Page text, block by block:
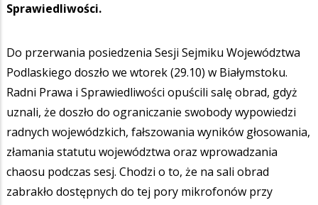
Sprawiedliwości.
Do przerwania posiedzenia Sesji Sejmiku Województwa
Podlaskiego doszło we wtorek (29.10) w Białymstoku.
Radni Prawa i Sprawiedliwości opuścili salę obrad, gdyż
uznali, że doszło do ograniczanie swobody wypowiedzi
radnych wojewódzkich, fałszowania wyników głosowania,
złamania statutu województwa oraz wprowadzania
chaosu podczas sesj. Chodzi o to, że na sali obrad
zabrakło dostępnych do tej pory mikrofonów przy